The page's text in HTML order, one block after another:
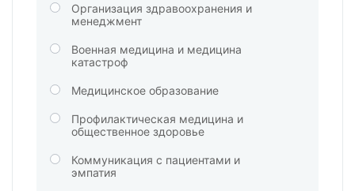
Организация здравоохранения и
менеджмент
Военная медицина и медицина
катастроф
Медицинское образование
Профилактическая медицина и
общественное здоровье
Коммуникация с пациентами и
эмпатия